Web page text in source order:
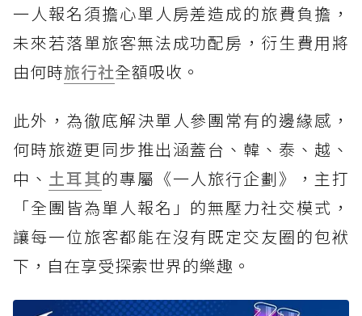
一人報名須擔心單人房差造成的旅費負擔，
未來若落單旅客無法成功配房，衍生費用將
由何時旅行社全額吸收。
此外，為徹底解決單人參團常有的邊緣感，
何時旅遊更同步推出涵蓋台、韓、泰、越、
中、 土耳其的專屬《一人旅行企劃》，主打
「全團皆為單人報名」的無壓力社交模式，
讓每一位旅客都能在沒有既定交友圈的包袱
下，自在享受探索世界的樂趣。